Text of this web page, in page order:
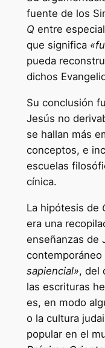
fuente de los
Q entre
que significa
pueda
dichos
Su conclusión
Jesús no
se hallan más
conceptos, e
escuelas
cínica.
La hipótesis de
era una
enseñanzas de
contemporáneo
sapiencial», del
las escrituras
es, en modo
o la cultura
popular en el